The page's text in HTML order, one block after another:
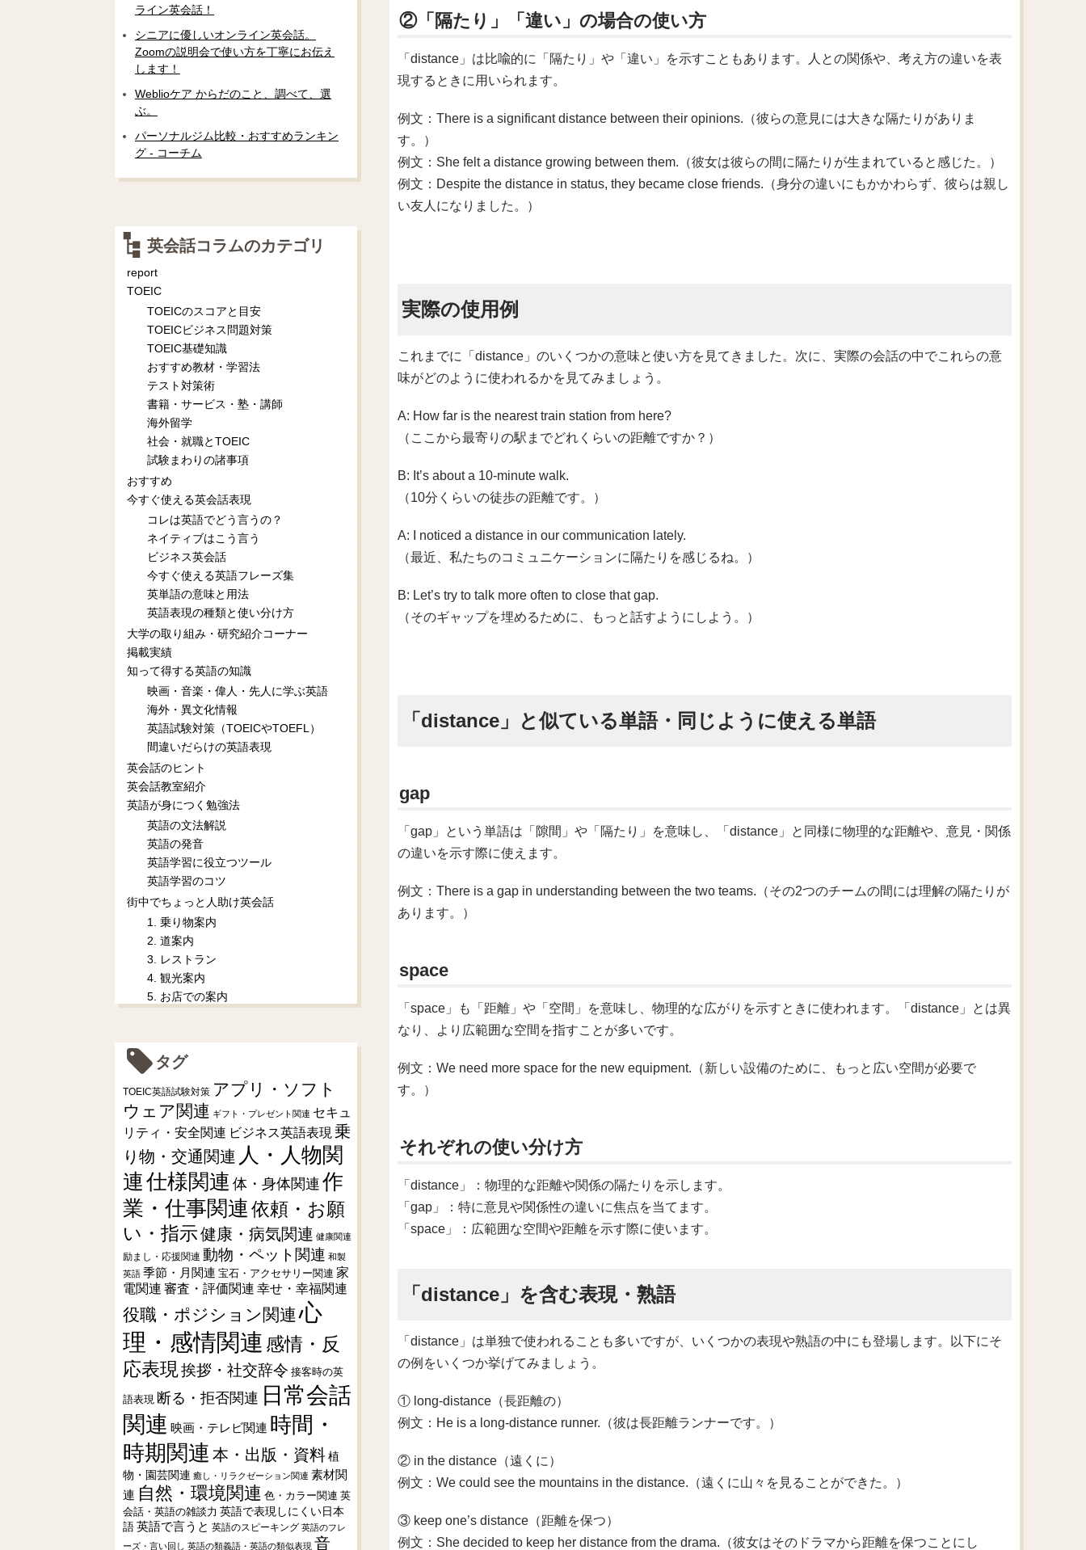
②「隔たり」「違い」の場合の使い方
「distance」は比喩的に「隔たり」や「違い」を示すこともあります。人との関係や、考え方の違いを表
現するときに用いられます。
例文：There is a significant distance between their opinions.（彼らの意見には大きな隔たりがありま
す。）
例文：She felt a distance growing between them.（彼女は彼らの間に隔たりが生まれていると感じた。）
例文：Despite the distance in status, they became close friends.（身分の違いにもかかわらず、彼らは親し
い友人になりました。）
実際の使用例
これまでに「distance」のいくつかの意味と使い方を見てきました。次に、実際の会話の中でこれらの意
味がどのように使われるかを見てみましょう。
A: How far is the nearest train station from here?
（ここから最寄りの駅までどれくらいの距離ですか？）
B: It’s about a 10-minute walk.
（10分くらいの徒歩の距離です。）
A: I noticed a distance in our communication lately.
（最近、私たちのコミュニケーションに隔たりを感じるね。）
B: Let’s try to talk more often to close that gap.
（そのギャップを埋めるために、もっと話すようにしよう。）
「distance」と似ている単語・同じように使える単語
gap
「gap」という単語は「隙間」や「隔たり」を意味し、「distance」と同様に物理的な距離や、意見・関係
の違いを示す際に使えます。
例文：There is a gap in understanding between the two teams.（その2つのチームの間には理解の隔たりが
あります。）
space
「space」も「距離」や「空間」を意味し、物理的な広がりを示すときに使われます。「distance」とは異
なり、より広範囲な空間を指すことが多いです。
例文：We need more space for the new equipment.（新しい設備のために、もっと広い空間が必要で
す。）
それぞれの使い分け方
「distance」：物理的な距離や関係の隔たりを示します。
「gap」：特に意見や関係性の違いに焦点を当てます。
「space」：広範囲な空間や距離を示す際に使います。
「distance」を含む表現・熟語
「distance」は単独で使われることも多いですが、いくつかの表現や熟語の中にも登場します。以下にそ
の例をいくつか挙げてみましょう。
① long-distance（長距離の）
例文：He is a long-distance runner.（彼は長距離ランナーです。）
② in the distance（遠くに）
例文：We could see the mountains in the distance.（遠くに山々を見ることができた。）
③ keep one’s distance（距離を保つ）
例文：She decided to keep her distance from the drama.（彼女はそのドラマから距離を保つことにし
ライン英会話！
シニアに優しいオンライン英会話。
Zoomの説明会で使い方を丁寧にお伝え
します！
Weblioケア からだのこと、調べて、選
ぶ。
パーソナルジム比較・おすすめランキン
グ - コーチム
英会話コラムのカテゴリ
report
TOEIC
TOEICのスコアと目安
TOEICビジネス問題対策
TOEIC基礎知識
おすすめ教材・学習法
テスト対策術
書籍・サービス・塾・講師
海外留学
社会・就職とTOEIC
試験まわりの諸事項
おすすめ
今すぐ使える英会話表現
コレは英語でどう言うの？
ネイティブはこう言う
ビジネス英会話
今すぐ使える英語フレーズ集
英単語の意味と用法
英語表現の種類と使い分け方
大学の取り組み・研究紹介コーナー
掲載実績
知って得する英語の知識
映画・音楽・偉人・先人に学ぶ英語
海外・異文化情報
英語試験対策（TOEICやTOEFL）
間違いだらけの英語表現
英会話のヒント
英会話教室紹介
英語が身につく勉強法
英語の文法解説
英語の発音
英語学習に役立つツール
英語学習のコツ
街中でちょっと人助け英会話
1. 乗り物案内
2. 道案内
3. レストラン
4. 観光案内
5. お店での案内
タグ
TOEIC英語試験対策 アプリ・ソフト
ウェア関連 ギフト・プレゼント関連 セキュ
リティ・安全関連 ビジネス英語表現 乗
り物・交通関連 人・人物関
連仕様関連 体・身体関連 作
業・仕事関連依頼・お願
い・指示健康・病気関連 健康関連
励まし・応援関連 動物・ペット関連 和製
英語 季節・月関連 宝石・アクセサリー関連 家
電関連 審査・評価関連 幸せ・幸福関連
役職・ポジション関連 心
理・感情関連 感情・反
応表現挨拶・社交辞令 接客時の英
語表現 断る・拒否関連 日常会話
関連 映画・テレビ関連 時間・
時期関連 本・出版・資料植
物・園芸関連 癒し・リラクゼーション関連 素材関
連 自然・環境関連 色・カラー関連 英
会話・英語の雑談力 英語で表現しにくい日本
語 英語で言うと 英語のスピーキング 英語のフレ
ーズ・言い回し 英語の類義語・英語の類似表現 音